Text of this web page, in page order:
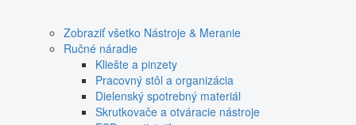
Zobraziť všetko Nástroje & Meranie
Ručné náradie
Kliešte a pinzety
Pracovný stôl a organizácia
Dielenský spotrebný materiál
Skrutkovače a otváracie nástroje